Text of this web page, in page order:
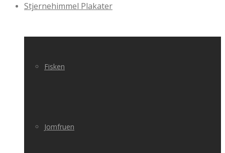
Stjernehimmel Plakater
Fisken
Jomfruen